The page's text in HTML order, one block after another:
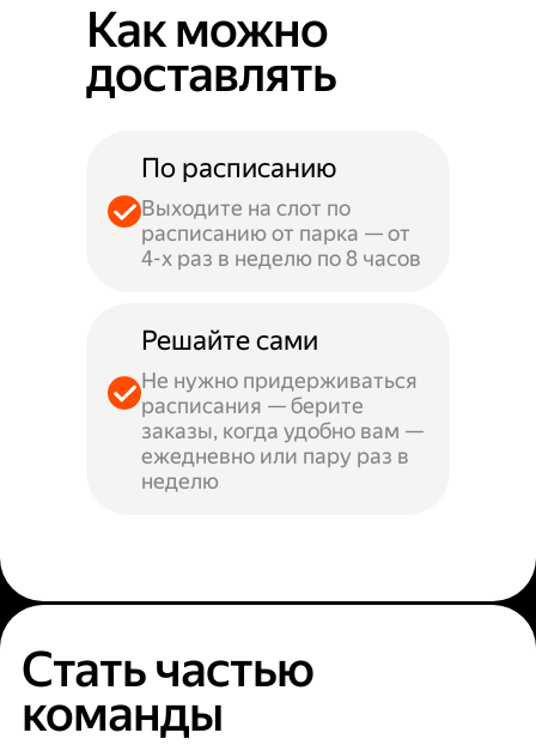
Как можно
доставлять
По расписанию
Выходите на слот по
расписанию от парка — от
4-х раз в неделю по 8 часов
Решайте сами
Не нужно придерживаться
расписания — берите
заказы, когда удобно вам —
ежедневно или пару раз в
неделю
Стать частью
команды